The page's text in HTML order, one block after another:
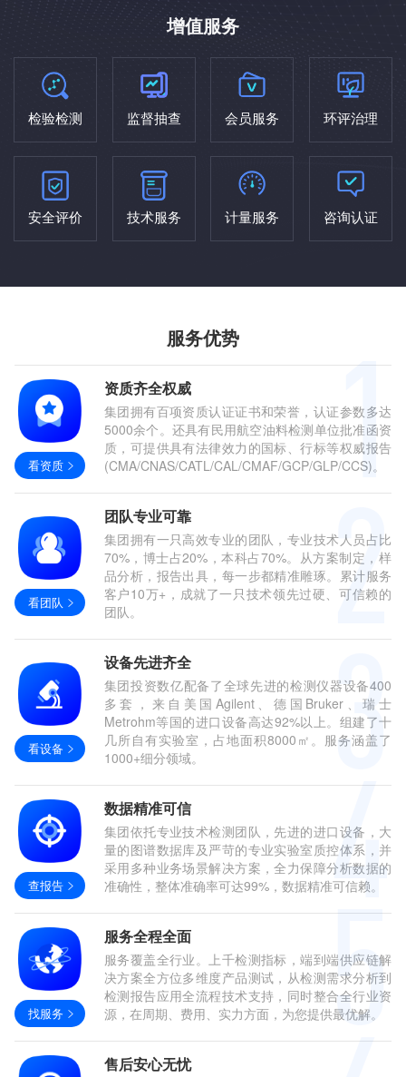
增值服务
检验检测 监督抽查 会员服务 环评治理
安全评价 技术服务 计量服务 咨询认证
服务优势
看资质
资质齐全权威
集团拥有百项资质认证证书和荣誉，认证参数多达
5000余个。还具有民用航空油料检测单位批准函资
质，可提供具有法律效力的国标、行标等权威报告
(CMA/CNAS/CATL/CAL/CMAF/GCP/GLP/CCS)。
看团队
团队专业可靠
集团拥有一只高效专业的团队，专业技术人员占比
70%，博士占20%，本科占70%。从方案制定，样
品分析，报告出具，每一步都精准雕琢。累计服务
客户10万+，成就了一只技术领先过硬、可信赖的
团队。
看设备
设备先进齐全
集团投资数亿配备了全球先进的检测仪器设备400
多套，来自美国Agilent、德国Bruker、瑞士
Metrohm等国的进口设备高达92%以上。组建了十
几所自有实验室，占地面积8000㎡。服务涵盖了
1000+细分领域。
查报告
数据精准可信
集团依托专业技术检测团队，先进的进口设备，大
量的图谱数据库及严苛的专业实验室质控体系，并
采用多种业务场景解决方案，全力保障分析数据的
准确性，整体准确率可达99%，数据精准可信赖。
找服务
服务全程全面
服务覆盖全行业。上千检测指标，端到端供应链解
决方案全方位多维度产品测试，从检测需求分析到
检测报告应用全流程技术支持，同时整合全行业资
源，在周期、费用、实力方面，为您提供最优解。
售后安心无忧